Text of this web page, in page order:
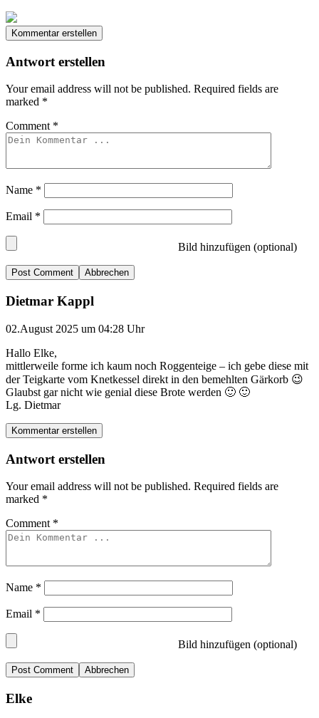
Kommentar erstellen
Antwort erstellen
Your email address will not be published. Required fields are
marked *
Comment *
Name *
Email *
Bild hinzufügen (optional)
Abbrechen
Dietmar Kappl
02.August 2025 um 04:28 Uhr
Hallo Elke,
mittlerweile forme ich kaum noch Roggenteige – ich gebe diese mit
der Teigkarte vom Knetkessel direkt in den bemehlten Gärkorb 😉
Glaubst gar nicht wie genial diese Brote werden 🙂 🙂
Lg. Dietmar
Kommentar erstellen
Antwort erstellen
Your email address will not be published. Required fields are
marked *
Comment *
Name *
Email *
Bild hinzufügen (optional)
Abbrechen
Elke